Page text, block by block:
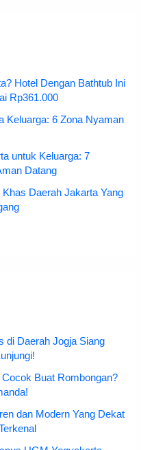
Hotel Dengan Bathtub Ini
Rp361.000
Keluarga: 6 Zona Nyaman
untuk Keluarga: 7
Datang
Daerah Jakarta Yang
di Daerah Jogja Siang
Buat Rombongan?
dan Modern Yang Dekat